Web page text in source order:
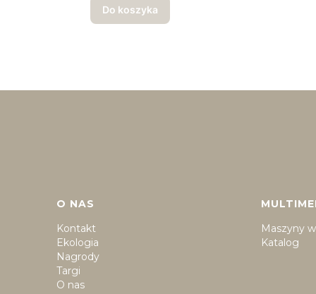
Do koszyka
Linki w stopce
O NAS
Kontakt
Ekologia
Nagrody
Targi
O nas
Maszyny
Katalog